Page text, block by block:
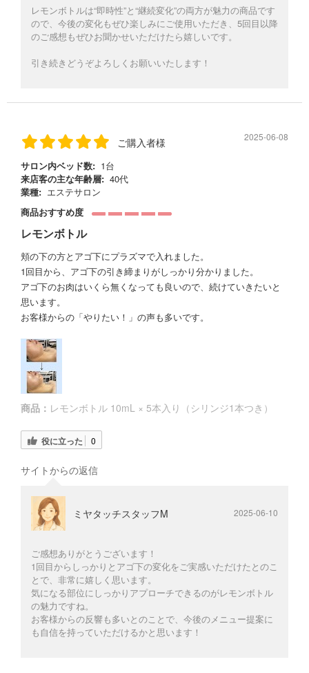
レモンボトルは“即時性”と“継続変化”の両方が魅力の商品です
ので、今後の変化もぜひ楽しみにご使用いただき、5回目以降
のご感想もぜひお聞かせいただけたら嬉しいです。
引き続きどうぞよろしくお願いいたします！
ご購入者様 2025-06-08
サロン内ベッド数: 1台
来店客の主な年齢層: 40代
業種: エステサロン
商品おすすめ度
レモンボトル
頬の下の方とアゴ下にプラズマで入れました。
1回目から、アゴ下の引き締まりがしっかり分かりました。
アゴ下のお肉はいくら無くなっても良いので、続けていきたいと
思います。
お客様からの「やりたい！」の声も多いです。
商品： レモンボトル 10mL × 5本入り（シリンジ1本つき）
役に立った 0
サイトからの返信
ミヤタッチスタッフM 2025-06-10
ご感想ありがとうございます！
1回目からしっかりとアゴ下の変化をご実感いただけたとのこ
とで、非常に嬉しく思います。
気になる部位にしっかりアプローチできるのがレモンボトル
の魅力ですね。
お客様からの反響も多いとのことで、今後のメニュー提案に
も自信を持っていただけるかと思います！